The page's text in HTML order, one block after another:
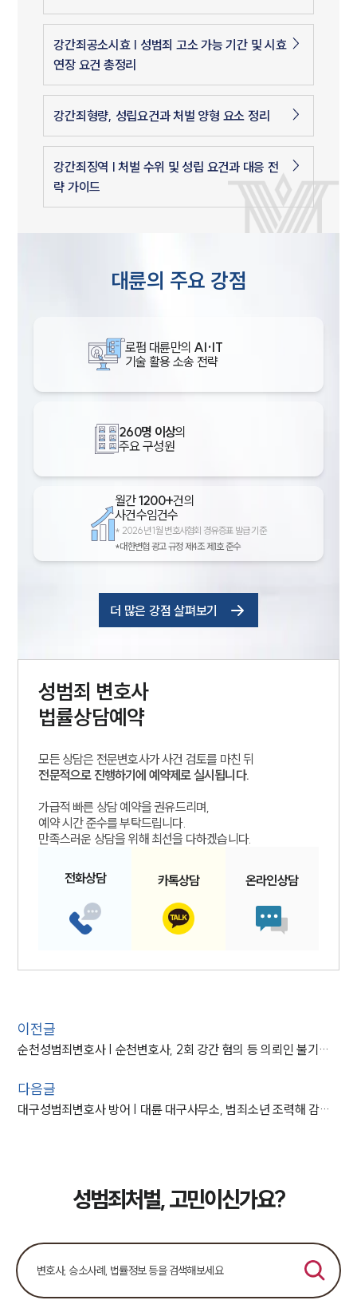
강간죄공소시효 | 성범죄 고소 가능 기간 및 시효
연장 요건 총정리
강간죄형량, 성립요건과 처벌 양형 요소 정리
강간죄징역 | 처벌 수위 및 성립 요건과 대응 전
략 가이드
대륜의 주요 강점
로펌 대륜만의 AI·IT
기술 활용 소송 전략
260명 이상의
주요 구성원
월간1200+건의
사건수임건수
* 2026년 1월 변호사협회 경유증표 발급 기준
*대한변협 광고 규정 제4조 제1호 준수
더 많은 강점 살펴보기
성범죄 변호사
법률상담예약
모든 상담은 전문변호사가 사건 검토를 마친 뒤
전문적으로 진행하기에 예약제로 실시됩니다.
가급적 빠른 상담 예약을 권유드리며,
예약 시간 준수를 부탁드립니다.
만족스러운 상담을 위해 최선을 다하겠습니다.
전화상담 카톡상담 온라인상담
이전글
순천성범죄변호사 | 순천변호사, 2회 강간 혐의 등 의뢰인 불기소 처분
다음글
대구성범죄변호사 방어 | 대륜 대구사무소, 범죄소년 조력해 감호위탁 처분 성공
성범죄처벌, 고민이신가요?